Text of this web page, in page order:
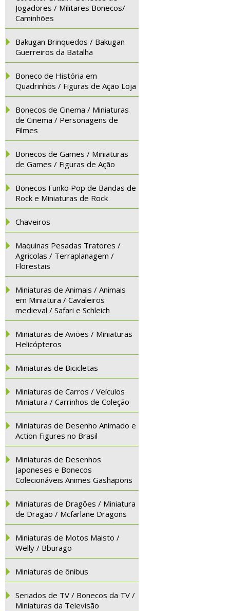
Jogadores / Militares Bonecos/
Caminhões
Bakugan Brinquedos / Bakugan
Guerreiros da Batalha
Boneco de História em
Quadrinhos / Figuras de Ação Loja
Bonecos de Cinema / Miniaturas
de Cinema / Personagens de
Filmes
Bonecos de Games / Miniaturas
de Games / Figuras de Ação
Bonecos Funko Pop de Bandas de
Rock e Miniaturas de Rock
Chaveiros
Maquinas Pesadas Tratores /
Agricolas / Terraplanagem /
Florestais
Miniaturas de Animais / Animais
em Miniatura / Cavaleiros
medieval / Safari e Schleich
Miniaturas de Aviões / Miniaturas
Helicópteros
Miniaturas de Bicicletas
Miniaturas de Carros / Veículos
Miniatura / Carrinhos de Coleção
Miniaturas de Desenho Animado e
Action Figures no Brasil
Miniaturas de Desenhos
Japoneses e Bonecos
Colecionáveis Animes Gashapons
Miniaturas de Dragões / Miniatura
de Dragão / Mcfarlane Dragons
Miniaturas de Motos Maisto /
Welly / Bburago
Miniaturas de ônibus
Seriados de TV / Bonecos da TV /
Miniaturas da Televisão